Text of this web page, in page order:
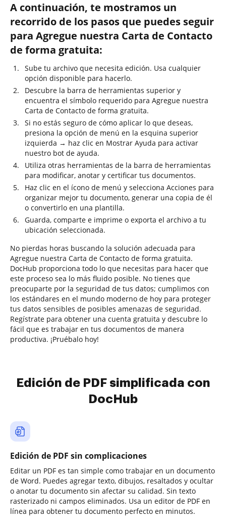
A continuación, te mostramos un
recorrido de los pasos que puedes seguir
para Agregue nuestra Carta de Contacto
de forma gratuita:
Sube tu archivo que necesita edición. Usa cualquier
opción disponible para hacerlo.
Descubre la barra de herramientas superior y
encuentra el símbolo requerido para Agregue nuestra
Carta de Contacto de forma gratuita.
Si no estás seguro de cómo aplicar lo que deseas,
presiona la opción de menú en la esquina superior
izquierda → haz clic en Mostrar Ayuda para activar
nuestro bot de ayuda.
Utiliza otras herramientas de la barra de herramientas
para modificar, anotar y certificar tus documentos.
Haz clic en el ícono de menú y selecciona Acciones para
organizar mejor tu documento, generar una copia de él
o convertirlo en una plantilla.
Guarda, comparte e imprime o exporta el archivo a tu
ubicación seleccionada.
No pierdas horas buscando la solución adecuada para
Agregue nuestra Carta de Contacto de forma gratuita.
DocHub proporciona todo lo que necesitas para hacer que
este proceso sea lo más fluido posible. No tienes que
preocuparte por la seguridad de tus datos; cumplimos con
los estándares en el mundo moderno de hoy para proteger
tus datos sensibles de posibles amenazas de seguridad.
Regístrate para obtener una cuenta gratuita y descubre lo
fácil que es trabajar en tus documentos de manera
productiva. ¡Pruébalo hoy!
Edición de PDF simplificada con
DocHub
Edición de PDF sin complicaciones
Editar un PDF es tan simple como trabajar en un documento
de Word. Puedes agregar texto, dibujos, resaltados y ocultar
o anotar tu documento sin afectar su calidad. Sin texto
rasterizado ni campos eliminados. Usa un editor de PDF en
línea para obtener tu documento perfecto en minutos.